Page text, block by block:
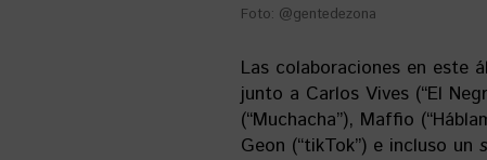
Foto: @gentedezona
Las colaboraciones en este
junto a Carlos Vives (“El
(“Muchacha”), Maffio
Geon (“tikTok”) e incluso un